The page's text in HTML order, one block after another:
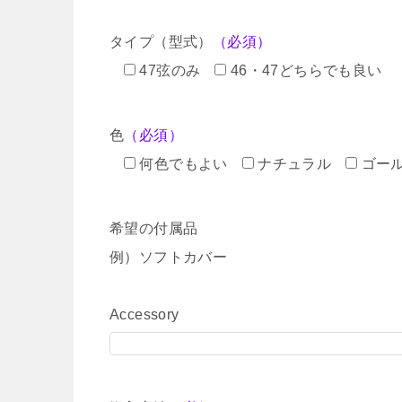
タイプ（型式）
（必須）
47弦のみ
46・47どちらでも良い
色 （必須）
何色でもよい
ナチュラル ゴー
希望の付属品
例）ソフトカバー
Accessory